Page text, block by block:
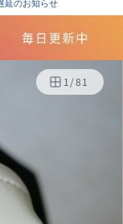
延のお知らせ
1/81